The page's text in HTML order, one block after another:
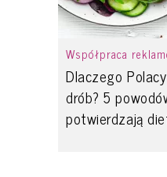
Współpraca
Dlaczego
drób? 5
potwierdzają